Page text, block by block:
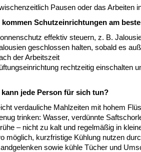
Pausen oder das Arbeiten
kommen Schutzeinrichtungen am
effektiv steuern, z. B.
geschlossen halten, sobald es
der Arbeitszeit
rechtzeitig einschalten
kann jede Person für sich tun?
verdauliche Mahlzeiten mit hohem
trinken: Wasser, verdünnte
– nicht zu kalt und regelmäßig in
möglich, kurzfristige Kühlung nutzen
sowie kühle Tücher und